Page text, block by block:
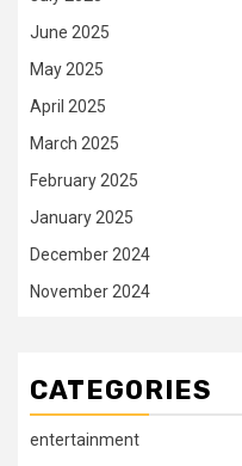
June 2025
May 2025
April 2025
March 2025
February 2025
January 2025
December 2024
November 2024
CATEGORIES
entertainment